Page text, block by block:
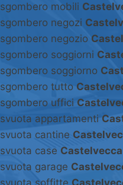
sgombero mobili
sgombero negozi
sgombero negozio
sgombero soggiorni
sgombero soggiorno
sgombero tutto
sgombero uffici
svuota appartamenti
svuota cantine
svuota case
svuota garage